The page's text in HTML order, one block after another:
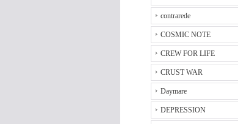
contrarede
COSMIC NOTE
CREW FOR LIFE
CRUST WAR
Daymare
DEPRESSION